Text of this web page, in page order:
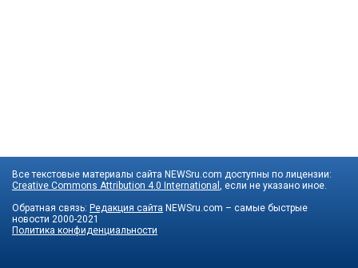
Все текстовые материалы сайта NEWSru.com доступны по лицензии:
Creative Commons Attribution 4.0 International , если не указано иное.
Обратная связь: Редакция сайта NEWSru.com – самые быстрые
новости 2000-2021
Политика конфиденциальности